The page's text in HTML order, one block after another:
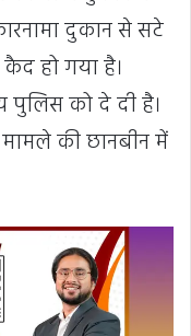
दुकान से सटे
हो गया है।
पुलिस को दे दी है।
की छानबीन में